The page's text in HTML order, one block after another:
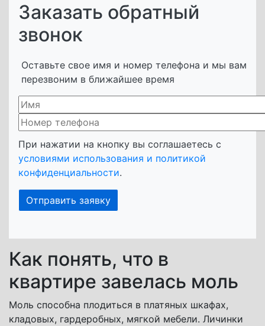
Заказать обратный
звонок
Оставьте свое имя и номер телефона и мы вам
перезвоним в ближайшее время
При нажатии на кнопку вы соглашаетесь с
условиями использования и политикой
конфиденциальности.
Как понять, что в
квартире завелась моль
Моль способна плодиться в платяных шкафах,
кладовых, гардеробных, мягкой мебели. Личинки